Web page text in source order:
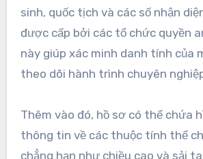
sinh, quốc tịch và các số nhận
được cấp bởi các tổ chức quyền
này giúp xác minh danh tính của
theo dõi hành trình chuyên
Thêm vào đó, hồ sơ có thể chứa
thông tin về các thuộc tính thể
chẳng hạn như chiều cao và sải